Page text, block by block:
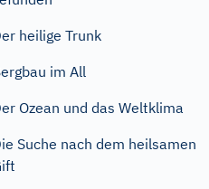
heilige Trunk
im All
Ozean und das Weltklima
Suche nach dem heilsamen